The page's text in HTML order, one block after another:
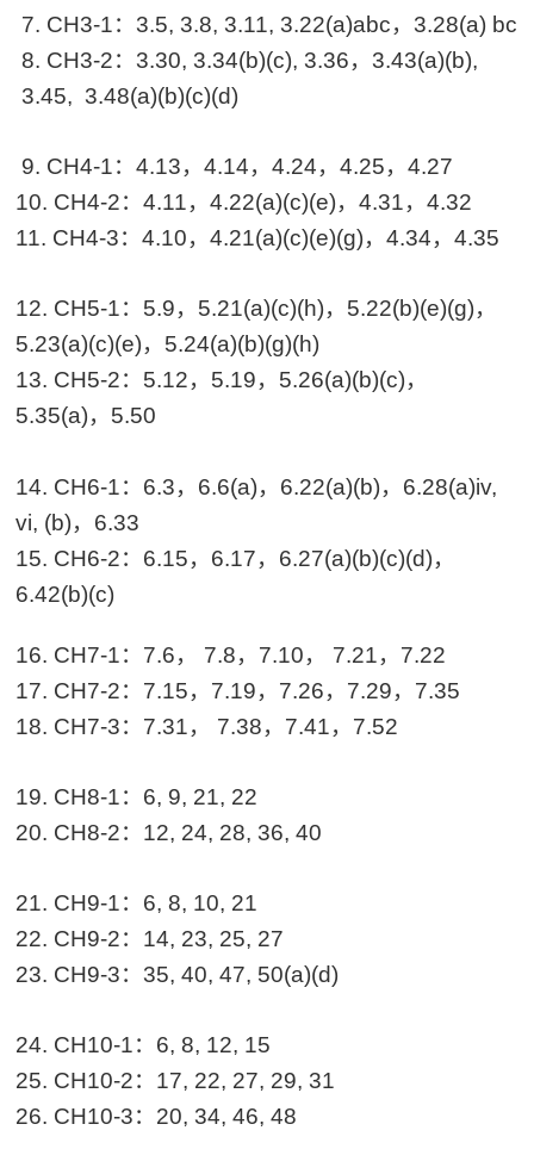
7. CH3-1：3.5, 3.8, 3.11, 3.22(a)abc，3.28(a) bc
8. CH3-2：3.30, 3.34(b)(c), 3.36，3.43(a)(b),
3.45, 3.48(a)(b)(c)(d)
9. CH4-1：4.13，4.14，4.24，4.25，4.27
10. CH4-2：4.11，4.22(a)(c)(e)，4.31，4.32
11. CH4-3：4.10，4.21(a)(c)(e)(g)，4.34，4.35
12. CH5-1：5.9，5.21(a)(c)(h)，5.22(b)(e)(g)，
5.23(a)(c)(e)，5.24(a)(b)(g)(h)
13. CH5-2：5.12，5.19，5.26(a)(b)(c)，
5.35(a)，5.50
14. CH6-1：6.3，6.6(a)，6.22(a)(b)，6.28(a)iv,
vi, (b)，6.33
15. CH6-2：6.15，6.17，6.27(a)(b)(c)(d)，
6.42(b)(c)
16. CH7-1：7.6， 7.8，7.10， 7.21，7.22
17. CH7-2：7.15，7.19，7.26，7.29，7.35
18. CH7-3：7.31， 7.38，7.41，7.52
19. CH8-1：6, 9, 21, 22
20. CH8-2：12, 24, 28, 36, 40
21. CH9-1：6, 8, 10, 21
22. CH9-2：14, 23, 25, 27
23. CH9-3：35, 40, 47, 50(a)(d)
24. CH10-1：6, 8, 12, 15
25. CH10-2：17, 22, 27, 29, 31
26. CH10-3：20, 34, 46, 48